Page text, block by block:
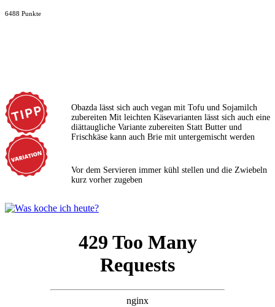
6488 Punkte
Obazda lässt sich auch vegan mit Tofu und Sojamilch
zubereiten Mit leichten Käsevarianten lässt sich auch eine
diättaugliche Variante zubereiten Statt Butter und
Frischkäse kann auch Brie mit untergemischt werden
Vor dem Servieren immer kühl stellen und die Zwiebeln
kurz vorher zugeben